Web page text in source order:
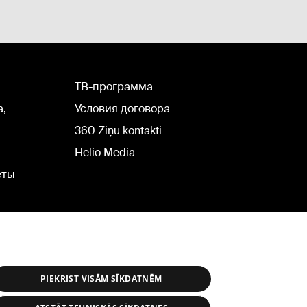
TВ-программа
Условия договора
360 Ziņu kontakti
Helio Media
PIEKRIST VISĀM SĪKDATNĒM